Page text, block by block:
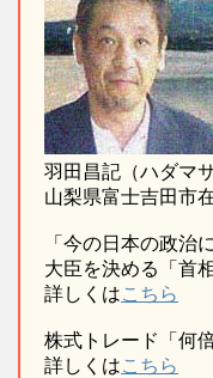
羽田昌記（ハダマサ
山梨県富士吉田市
「今の日本の政
大臣を決める「首
詳しくはこちら
株式トレード「何
詳しくはこちら